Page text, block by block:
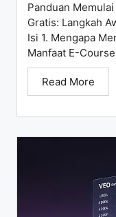
Panduan
Gratis: Langkah
Isi 1. Mengapa
Manfaat E-
Read More